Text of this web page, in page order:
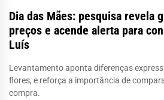
Dia das Mães: pesquisa revela
preços e acende alerta para
Luís
Levantamento aponta diferenças
flores, e reforça a importância de
compra.